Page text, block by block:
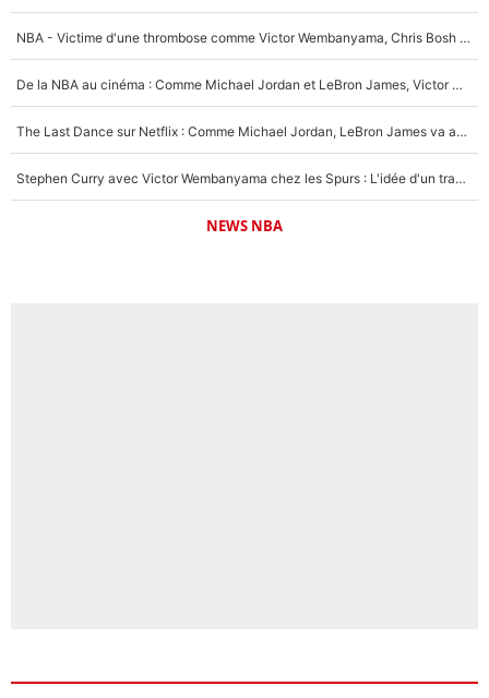
NBA - Victime d'une thrombose comme Victor Wembanyama, Chris Bosh prévient le Français des risques sur sa santé : «J’ai failli mourir sur le coup et j’ai été ramené à la vie»
De la NBA au cinéma : Comme Michael Jordan et LeBron James, Victor Wembanyama rêve d'une carrière d'acteur !
The Last Dance sur Netflix : Comme Michael Jordan, LeBron James va avoir le droit à sa série !
Stephen Curry avec Victor Wembanyama chez les Spurs : L'idée d'un trade historique est lancée en NBA !
NEWS NBA